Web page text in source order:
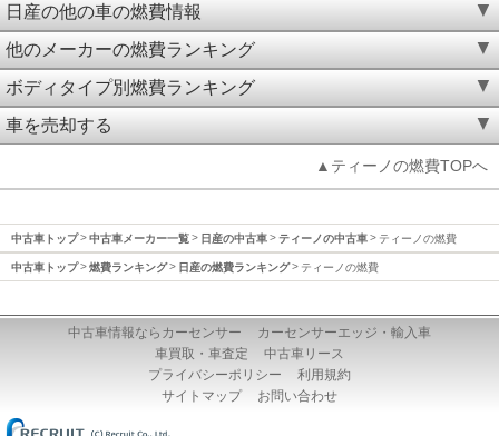
日産の他の車の燃費情報
他のメーカーの燃費ランキング
ボディタイプ別燃費ランキング
車を売却する
▲ティーノの燃費TOPへ
中古車トップ 中古車メーカー一覧 日産の中古車 ティーノの中古車 ティーノの燃費
中古車トップ 燃費ランキング 日産の燃費ランキング ティーノの燃費
中古車情報ならカーセンサー
カーセンサーエッジ・輸入車
車買取・車査定
中古車リース
プライバシーポリシー
利用規約
サイトマップ
お問い合わせ